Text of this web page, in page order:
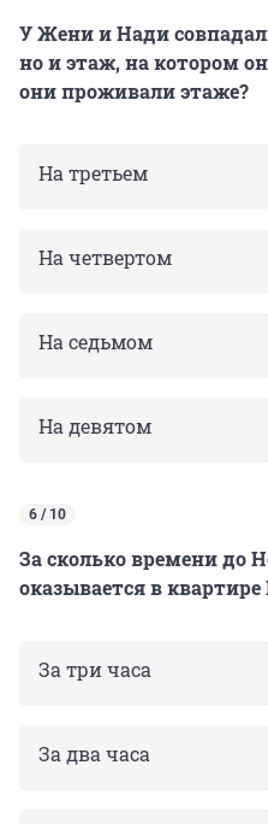
У Жени и Нади
но и этаж, на котором
они проживали этаже?
На третьем
На четвертом
На седьмом
На девятом
6 / 10
За сколько времени до
оказывается в
За три часа
За два часа